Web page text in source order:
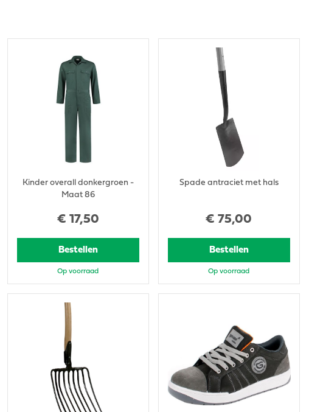
€ 17,50
Kinder overall donkergroen -
Maat 86
Bestellen
Op voorraad
€ 75,00
Spade antraciet met hals
Bestellen
Op voorraad